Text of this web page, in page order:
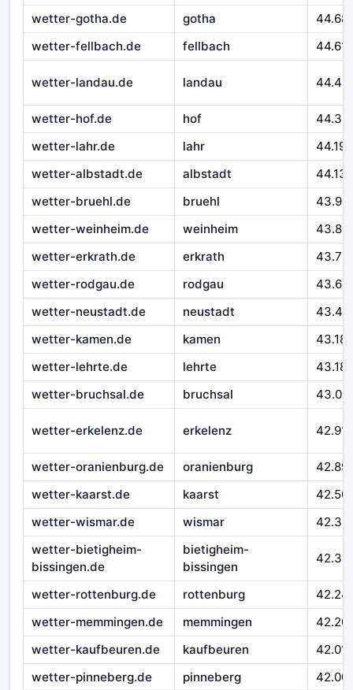
wetter-gotha.de gotha
wetter-fellbach.de
fellbach 44.611
wetter-landau.de landau
wetter-hof.de hof
wetter-lahr.de
lahr
44.195
wetter-albstadt.de
albstadt
44.135
wetter-bruehl.de
bruehl
wetter-weinheim.de
weinheim
wetter-erkrath.de
erkrath
wetter-rodgau.de
rodgau
wetter-neustadt.de
neustadt
wetter-kamen.de
kamen
43.189
wetter-lehrte.de
lehrte
43.189
wetter-bruchsal.de
bruchsal
wetter-erkelenz.de erkelenz 42.917
wetter-oranienburg.de oranienburg
wetter-kaarst.de
kaarst
wetter-wismar.de
wismar
wetter-bietigheim-
bissingen.de
bietigheim-
bissingen
wetter-rottenburg.de rottenburg
wetter-memmingen.de
memmingen
42.201
wetter-kaufbeuren.de
kaufbeuren
wetter-pinneberg.de
pinneberg